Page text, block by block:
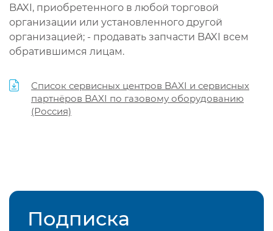
BAXI, приобретенного в любой торговой
организации или установленного другой
организацией; - продавать запчасти BAXI всем
обратившимся лицам.
Список сервисных центров BAXI и сервисных
партнёров BAXI по газовому оборудованию
(Россия)
Подписка